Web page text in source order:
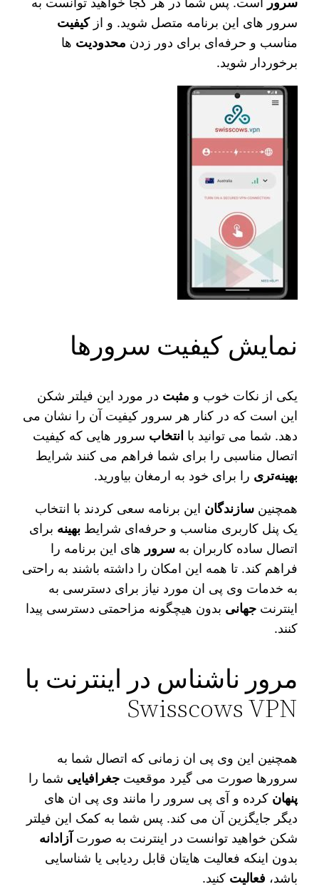
سرور های این برنامه متصل شوید. و ازکیفیت
مناسب و حرفه‌ای برای دور زدن محدودیت‌ ها
برخوردار شوید.
نمایش کیفیت سرورها
یکی از نکات خوب و مثبت در مورد این فیلتر شکن
این است که در کنار هر سرور کیفیت آن را نشان می‌
دهد. شما می‌ توانید با انتخاب سرور هایی که کیفیت
اتصال مناسبی را برای شما فراهم می‌ کنند شرایط
بهینه‌تری را برای خود به ارمغان بیاورید.
همچنینسازندگان این برنامه سعی کردند با انتخاب
یک پنل کاربری مناسب و حرفه‌ای شرایطبهینه برای
اتصال ساده کاربران بهسرور های این برنامه را
فراهم کند. تا همه این امکان را داشته باشند به راحتی
به خدمات وی‌ پی‌ ان مورد نیاز برای دسترسی به
اینترنتجهانی بدون هیچگونه مزاحمتی دسترسی پیدا
کنند.
مرور ناشناس در اینترنت با
Swisscows VPN
همچنین این وی پی ان زمانی که اتصال شما به
سرورها صورت می‌ گیرد موقعیتجغرافیایی شما را
پنهان کرده و آی پی سرور را مانند وی پی ان‌ های
دیگر جایگزین آن می‌ کند. پس شما به کمک این فیلتر
شکن خواهید توانست در اینترنت به صورت آزادانه
بدون اینکه فعالیت‌ هایتان قابل ردیابی یا شناسایی
باشد، فعالیت کنید.